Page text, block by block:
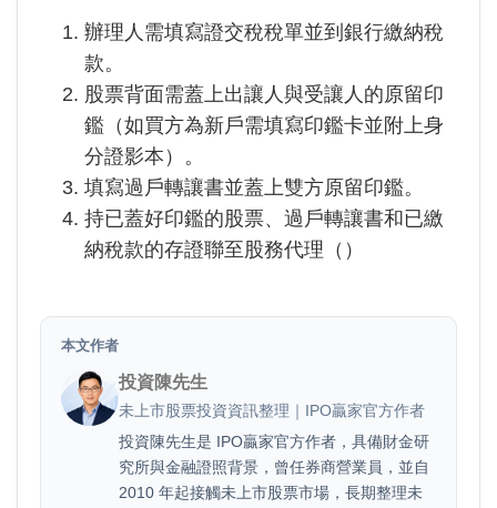
辦理人需填寫證交稅稅單並到銀行繳納稅
款。
股票背面需蓋上出讓人與受讓人的原留印
鑑（如買方為新戶需填寫印鑑卡並附上身
分證影本）。
填寫過戶轉讓書並蓋上雙方原留印鑑。
持已蓋好印鑑的股票、過戶轉讓書和已繳
納稅款的存證聯至股務代理（ ）
本文作者
投資陳先生
未上市股票投資資訊整理｜IPO贏家官方作者
投資陳先生是 IPO贏家官方作者，具備財金研
究所與金融證照背景，曾任券商營業員，並自
2010 年起接觸未上市股票市場，長期整理未